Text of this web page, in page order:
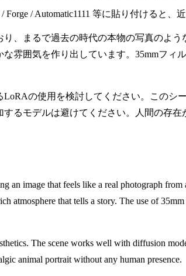
/ Automatic1111 等に貼り付けると
、まるで過去の時代の本物の写真のよ
雰囲気を作り出しています。35mmフ
の使用を検討してください。この
るモデルは避けてください。人間の存
an image that feels like a real photograph
that tells a story. The use of
The scene works well with diffusion
animal portrait without any human presence.